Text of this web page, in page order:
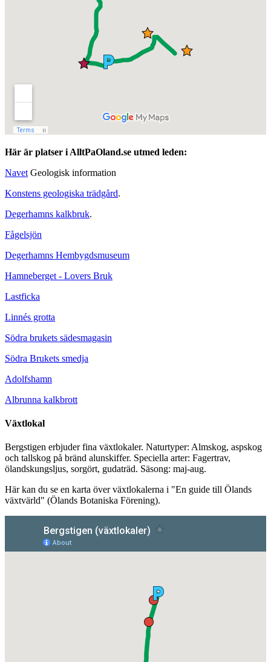
Här är platser i AlltPaOland.se utmed leden:
Navet Geologisk information
Konstens geologiska trädgård.
Degerhamns kalkbruk.
Fågelsjön
Degerhamns Hembygdsmuseum
Hamneberget - Lovers Bruk
Lastficka
Linnés grotta
Södra brukets sädesmagasin
Södra Brukets smedja
Adolfshamn
Albrunna kalkbrott
Växtlokal
Bergstigen erbjuder fina växtlokaler. Naturtyper: Almskog, aspskog
och tallskog på bränd alunskiffer. Speciella arter: Fagertrav,
ölandskungsljus, sorgört, gudaträd. Säsong: maj-aug.
Här kan du se en karta över växtlokalerna i "En guide till Ölands
växtvärld" (Ölands Botaniska Förening).